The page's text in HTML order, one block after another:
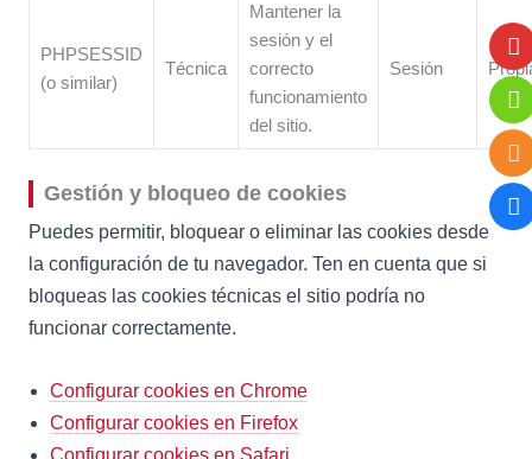
PHPSESSID
(o similar)
Técnica
Mantener la
sesión y el
correcto
funcionamiento
del sitio.
Sesión
Gestión y bloqueo de cookies
Puedes permitir, bloquear o eliminar las cookies desde
la configuración de tu navegador. Ten en cuenta que si
bloqueas las cookies técnicas el sitio podría no
funcionar correctamente.
Configurar cookies en Chrome
Configurar cookies en Firefox
Configurar cookies en Safari